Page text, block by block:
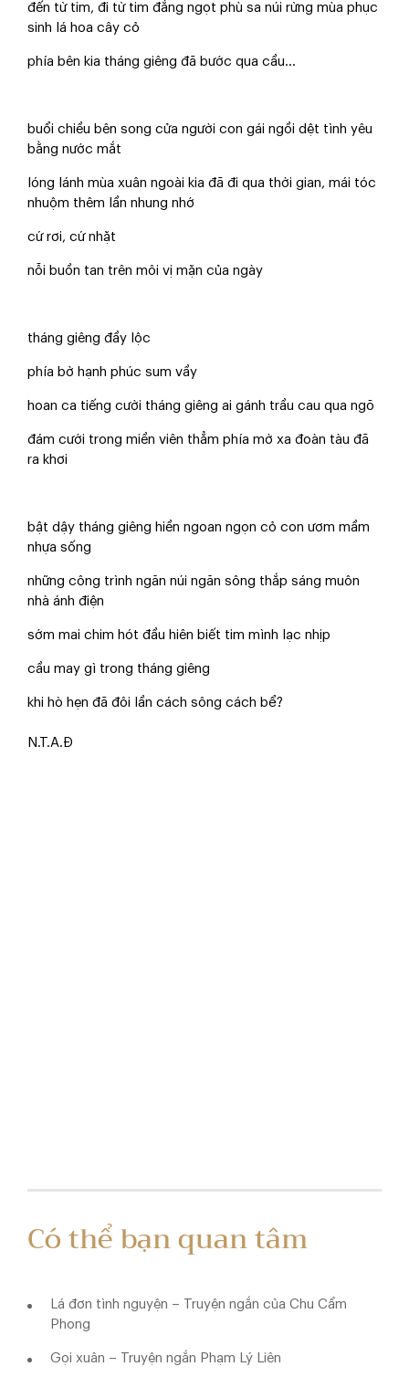
đến từ tim, đi từ tim đắng ngọt phù sa núi rừng mùa phục
sinh lá hoa cây cỏ
phía bên kia tháng giêng đã bước qua cầu…
buổi chiều bên song cửa người con gái ngồi dệt tình yêu
bằng nước mắt
lóng lánh mùa xuân ngoài kia đã đi qua thời gian, mái tóc
nhuộm thêm lần nhung nhớ
cứ rơi, cứ nhặt
nỗi buồn tan trên môi vị mặn của ngày
tháng giêng đầy lộc
phía bờ hạnh phúc sum vầy
hoan ca tiếng cười tháng giêng ai gánh trầu cau qua ngõ
đám cưới trong miền viên thẳm phía mờ xa đoàn tàu đã
ra khơi
bật dậy tháng giêng hiền ngoan ngọn cỏ con ươm mầm
nhựa sống
những công trình ngăn núi ngăn sông thắp sáng muôn
nhà ánh điện
sớm mai chim hót đầu hiên biết tim mình lạc nhịp
cầu may gì trong tháng giêng
khi hò hẹn đã đôi lần cách sông cách bể?
N.T.A.Đ
Có thể bạn quan tâm
Lá đơn tình nguyện – Truyện ngắn của Chu Cẩm
Phong
Gọi xuân – Truyện ngắn Phạm Lý Liên